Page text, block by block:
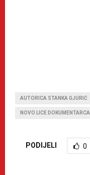
AUTORICA STANKA GJURIĆ
NOVO LICE DOKUMENTARCA
PODIJELI 0